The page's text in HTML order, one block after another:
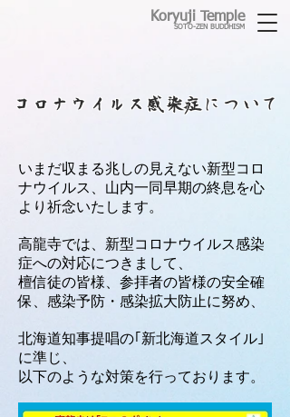
Koryuji Temple
SOTO-ZEN BUDDHISM
​コロナウイルス感染症について
いまだ収まる兆しの見えない新型コロ
ナウイルス、山内一同早期の終息を心
より祈念いたします。
高龍寺では、新型コロナウイルス感染
症への対応につきまして、
檀信徒の皆様、参拝者の皆様の安全確
保、感染予防・感染拡大防止に努め、
北海道知事提唱の｢新北海道スタイル｣
に準じ、
以下​のような対策を行っております。